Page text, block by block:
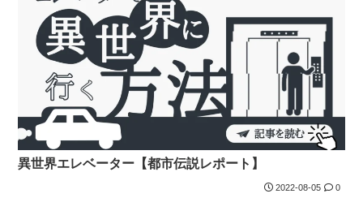
異世界エレベーター【都市伝説レポート】
2022-08-05 0